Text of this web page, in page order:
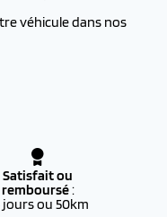
véhicule dans nos
Satisfait ou
remboursé:
jours ou 50km